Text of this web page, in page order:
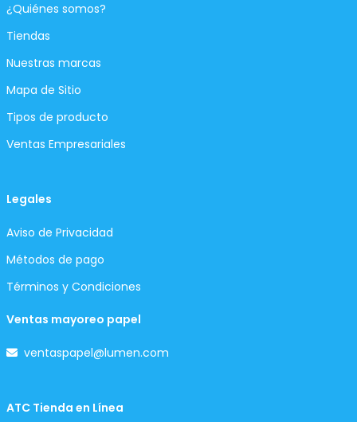
¿Quiénes somos?
Tiendas
Nuestras marcas
Mapa de Sitio
Tipos de producto
Ventas Empresariales
Legales
Aviso de Privacidad
Métodos de pago
Términos y Condiciones
Ventas mayoreo papel
ventaspapel@lumen.com
ATC Tienda en Línea